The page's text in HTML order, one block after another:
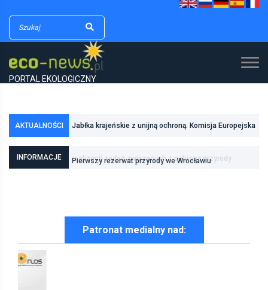
PORTAL EKOLOGICZNY
AKTUALNOŚCI Raport żniwny – 04.08.2026 r.
zarejestrowała kolejny polski produkt regionalny
INFORMACJE Pierwszy rezerwat przyrody we Wrocławiu
Patronat medialny nad: